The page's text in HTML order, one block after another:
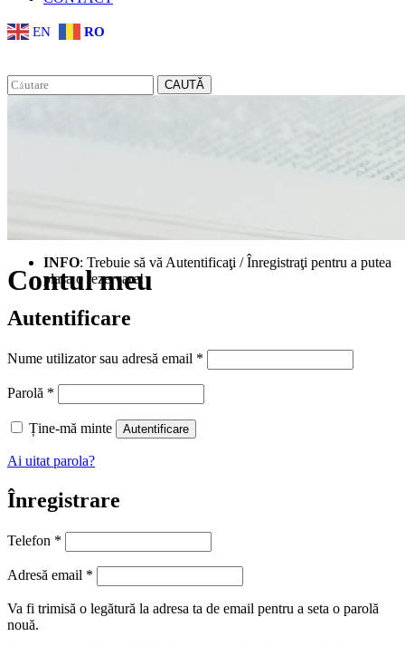
EN RO
CAUTĂ
Contul meu
INFO: Trebuie să vă Autentificaţi / Înregistraţi pentru a putea
plasa o rezervare!
Autentificare
Nume utilizator sau adresă email *
Parolă *
Ține-mă minte Autentificare
Ai uitat parola?
Înregistrare
Telefon *
Adresă email *
Va fi trimisă o legătură la adresa ta de email pentru a seta o parolă
nouă.